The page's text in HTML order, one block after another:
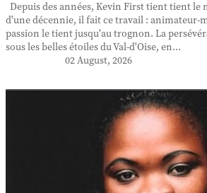
Depuis des années, Kevin First tient tient le
d'une décennie, il fait ce travail : animateur-
passion le tient jusqu'au trognon. La
sous les belles étoiles du Val-d'Oise, en...
02 August, 2026